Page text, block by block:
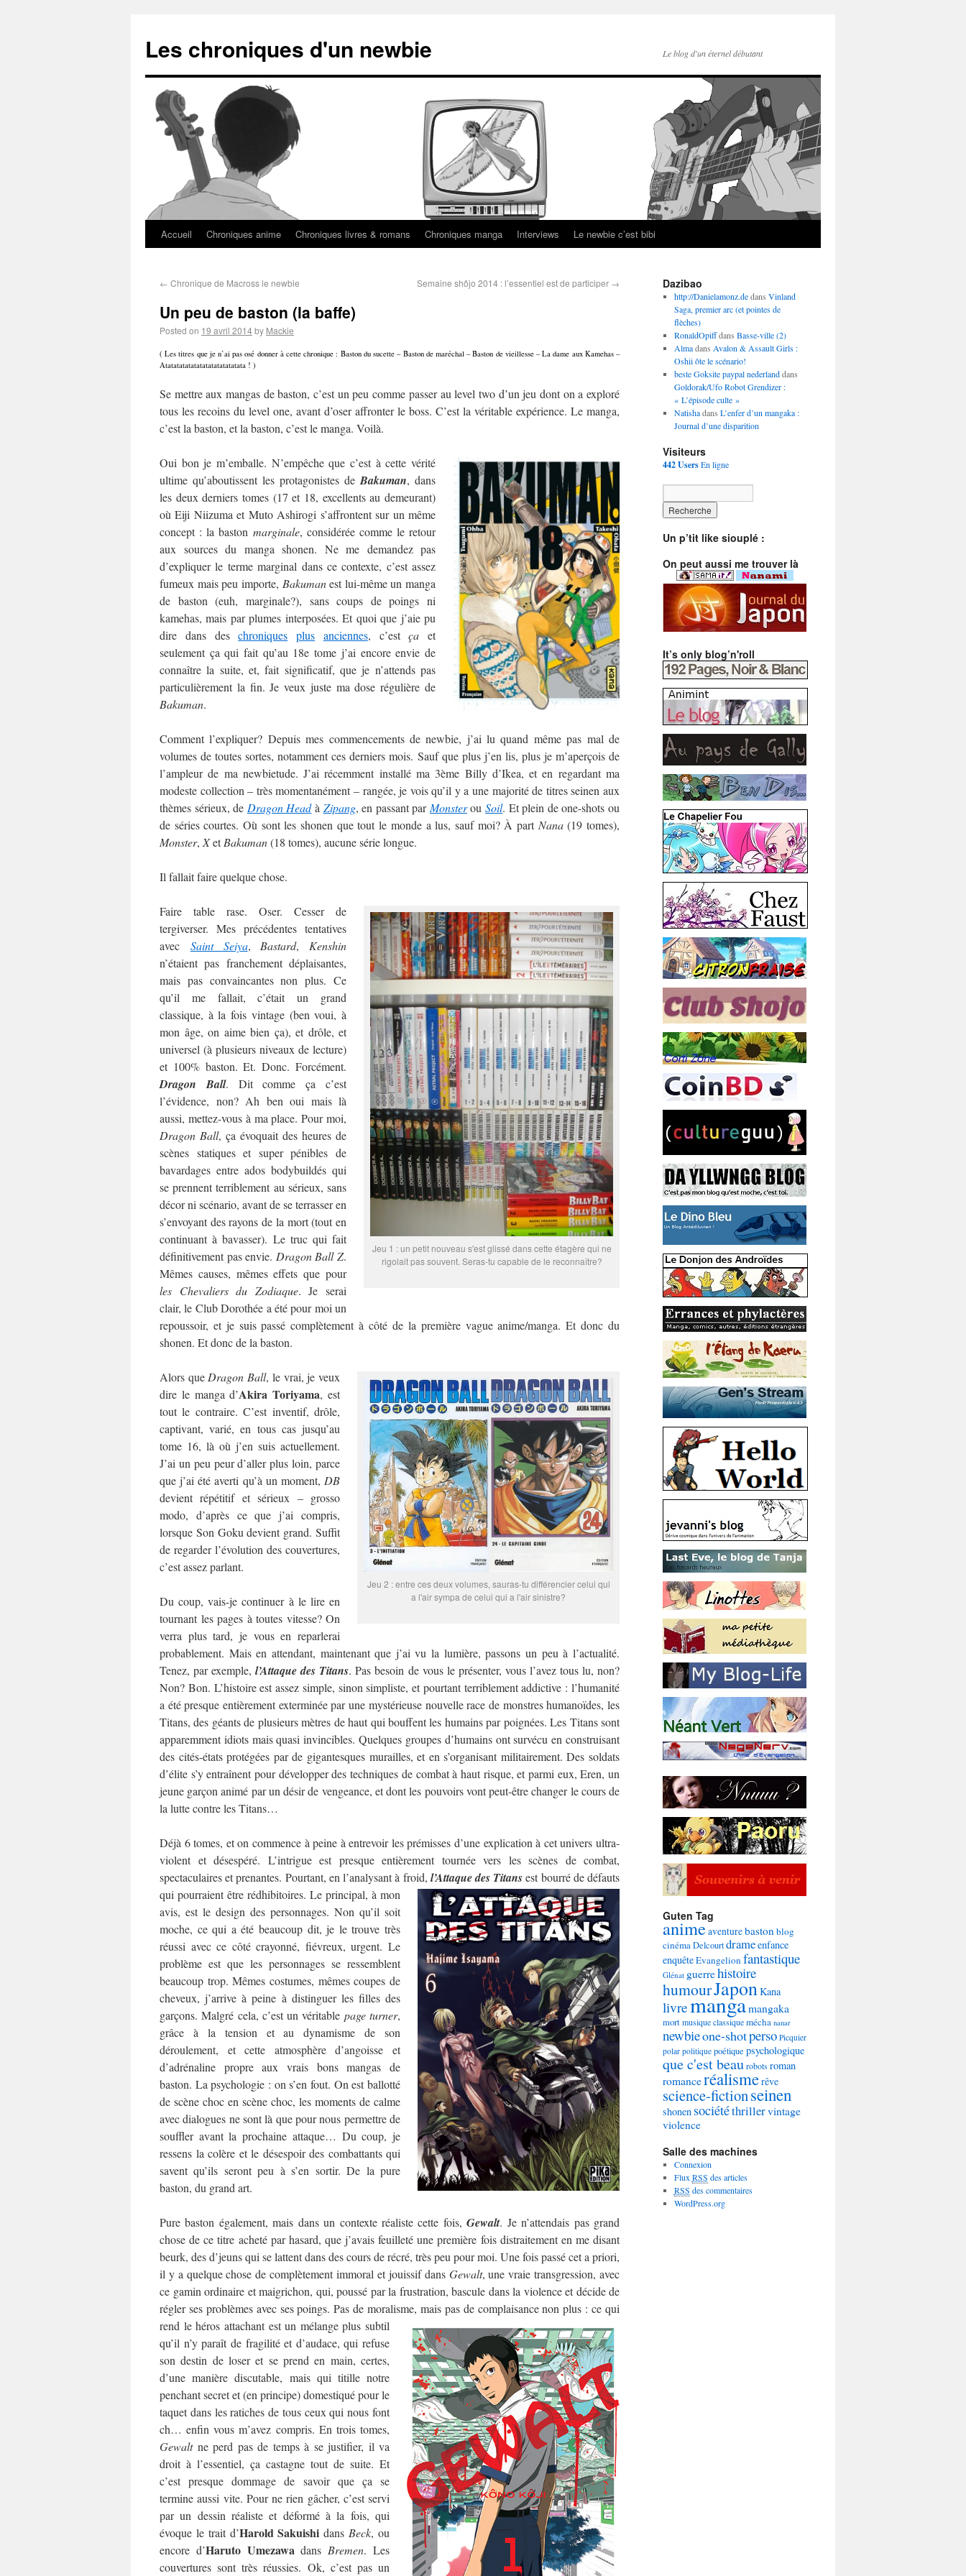
Les chroniques d'un newbie Le blog d'un éternel débutant
Accueil Chroniques anime Chroniques livres & romans Chroniques manga Interviews Le newbie c’est bibi
← Chronique de Macross le newbie Semaine shôjo 2014 : l’essentiel est de participer →
Un peu de baston (la baffe)
Posted on 19 avril 2014by Mackie
( Les titres que je n’ai pas osé donner à cette chronique : Baston du sucette – Baston de maréchal – Baston de vieillesse – La dame aux Kamehas –
Atatatatatatatatatatatatatata ! )
Se mettre aux mangas de baston, c’est un peu comme passer au level two d’un jeu dont on a exploré
tous les recoins du level one, avant d’oser affronter le boss. C’est la véritable expérience. Le manga,
c’est la baston, et la baston, c’est le manga. Voilà.
Oui bon je m’emballe. N’empêche que c’est à cette vérité
ultime qu’aboutissent les protagonistes de Bakuman, dans
les deux derniers tomes (17 et 18, excellents au demeurant)
où Eiji Niizuma et Muto Ashirogi s’affrontent sur un même
concept : la baston marginale, considérée comme le retour
aux sources du manga shonen. Ne me demandez pas
d’expliquer le terme marginal dans ce contexte, c’est assez
fumeux mais peu importe, Bakumanest lui-même un manga
de baston (euh, marginale?), sans coups de poings ni
kamehas, mais par plumes interposées. Et quoi que j’aie pu
dire dans deschroniques plus anciennes, c’estça et
seulement ça qui fait qu’au 18e tome j’ai encore envie de
connaître la suite, et, fait significatif, que je n’attends pas
particulièrement la fin. Je veux juste ma dose régulière de
Bakuman.
Comment l’expliquer? Depuis mes commencements de newbie, j’ai lu quand même pas mal de
volumes de toutes sortes, notamment ces derniers mois. Sauf que plus j’en lis, plus je m’aperçois de
l’ampleur de ma newbietude. J’ai récemment installé ma 3ème Billy d’Ikea, et en regardant ma
modeste collection – très momentanément – rangée, je vois qu’il y a une majorité de titres seinen aux
thèmes sérieux, de Dragon Headà Zipang, en passant par MonsterouSoil. Et plein de one-shots ou
de séries courtes. Où sont les shonen que tout le monde a lus, sauf moi? À part Nana(19 tomes),
Monster, XetBakuman(18 tomes), aucune série longue.
Il fallait faire quelque chose.
Jeu 1 : un petit nouveau s'est glissé dans cette étagère qui ne
rigolait pas souvent. Seras-tu capable de le reconnaître?
Faire table rase. Oser. Cesser de
tergiverser. Mes précédentes tentatives
avec Saint Seiya, Bastard, Kenshin
n’étaient pas franchement déplaisantes,
mais pas convaincantes non plus. Ce
qu’il me fallait, c’était un grand
classique, à la fois vintage (ben voui, à
mon âge, on aime bien ça), et drôle, et
universel (à plusieurs niveaux de lecture)
et 100% baston. Et. Donc. Forcément.
Dragon Ball. Dit comme ça c’est
l’évidence, non? Ah ben oui mais là
aussi, mettez-vous à ma place. Pour moi,
Dragon Ball, ça évoquait des heures de
scènes statiques et super pénibles de
bavardages entre ados bodybuildés qui
se prennent terriblement au sérieux, sans
décor ni scénario, avant de se terrasser en
s’envoyant des rayons de la mort (tout en
continuant à bavasser). Le truc qui fait
définitivement pas envie. Dragon Ball Z.
Mêmes causes, mêmes effets que pour
les Chevaliers du Zodiaque. Je serai
clair, le Club Dorothée a été pour moi un
repoussoir, et je suis passé complètement à côté de la première vague anime/manga. Et donc du
shonen. Et donc de la baston.
Jeu 2 : entre ces deux volumes, sauras-tu différencier celui qui
a l'air sympa de celui qui a l'air sinistre?
Alors que Dragon Ball, le vrai, je veux
dire le manga d’Akira Toriyama, est
tout le contraire. C’est inventif, drôle,
captivant, varié, en tous cas jusqu’au
tome 16, là où j’en suis actuellement.
J’ai un peu peur d’aller plus loin, parce
que j’ai été averti qu’à un moment, DB
devient répétitif et sérieux – grosso
modo, d’après ce que j’ai compris,
lorsque Son Goku devient grand. Suffit
de regarder l’évolution des couvertures,
c’est assez parlant.
Du coup, vais-je continuer à le lire en
tournant les pages à toutes vitesse? On
verra plus tard, je vous en reparlerai
probablement. Mais en attendant, maintenant que j’ai vu la lumière, passons un peu à l’actualité.
Tenez, par exemple,l’Attaque des Titans. Pas besoin de vous le présenter, vous l’avez tous lu, non?
Non? Bon. L’histoire est assez simple, sinon simpliste, et pourtant terriblement addictive : l’humanité
a été presque entièrement exterminée par une mystérieuse nouvelle race de monstres humanoïdes, les
Titans, des géants de plusieurs mètres de haut qui bouffent les humains par poignées. Les Titans sont
apparemment idiots mais quasi invincibles. Quelques groupes d’humains ont survécu en construisant
des cités-états protégées par de gigantesques murailles, et en s’organisant militairement. Des soldats
d’élite s’y entraînent pour développer des techniques de combat à haut risque, et parmi eux, Eren, un
jeune garçon animé par un désir de vengeance, et dont les pouvoirs vont peut-être changer le cours de
la lutte contre les Titans…
Déjà 6 tomes, et on commence à peine à entrevoir les prémisses d’une explication à cet univers ultra-
violent et désespéré. L’intrigue est presque entièrement tournée vers les scènes de combat,
spectaculaires et prenantes. Pourtant, en l’analysant à froid, l’Attaque des Titansest bourré de défauts
qui pourraient être rédhibitoires. Le principal, à mon
avis, est le design des personnages. Non qu’il soit
moche, ce qui a été beaucoup dit, je le trouve très
réussi avec ce côté crayonné, fiévreux, urgent. Le
problème est que les personnages se ressemblent
beaucoup trop. Mêmes costumes, mêmes coupes de
cheveux, j’arrive à peine à distinguer les filles des
garçons. Malgré cela, c’est un véritable page turner,
grâce à la tension et au dynamisme de son
déroulement, et cette atmosphère d’angoisse et
d’adrénaline propre aux vrais bons mangas de
baston. La psychologie : on s’en fout. On est ballotté
de scène choc en scène choc, les moments de calme
avec dialogues ne sont là que pour nous permettre de
souffler avant la prochaine attaque… Du coup, je
ressens la colère et le désespoir des combattants qui
savent qu’ils seront peu à s’en sortir. De la pure
baston, du grand art.
Pure baston également, mais dans un contexte réaliste cette fois,Gewalt. Je n’attendais pas grand
chose de ce titre acheté par hasard, que j’avais feuilleté une première fois distraitement en me disant
beurk, des d’jeuns qui se lattent dans des cours de récré, très peu pour moi. Une fois passé cet a priori,
il y a quelque chose de complètement immoral et jouissif dans Gewalt, une vraie transgression, avec
ce gamin ordinaire et maigrichon, qui, poussé par la frustration, bascule dans la violence et décide de
régler ses problèmes avec ses poings. Pas de moralisme, mais pas de complaisance non plus :ce qui
rend le héros attachant est un mélange plus subtil
qu’il n’y paraît de fragilité et d’audace, qui refuse
son destin de loser et se prend en main, certes,
d’une manière discutable, mais qui titille notre
penchant secret et (en principe) domestiqué pour le
taquet dans les ratiches de tous ceux qui nous font
ch… enfin vous m’avez compris. En trois tomes,
Gewaltne perd pas de temps à se justifier, il va
droit à l’essentiel, ça castagne tout de suite. Et
c’est presque dommage de savoir que ça se
termine aussi vite. Pour ne rien gâcher, c’est servi
par un dessin réaliste et déformé à la fois, qui
évoque le trait d’Harold Sakuishi dans Beck, ou
encore d’Haruto Umezawa dans Bremen. Les
couvertures sont très réussies. Ok, c’est pas un
Dazibao
http://Danielamonz.dedans Vinland
Saga, premier arc (et pointes de
flèches)
RonaldOpiffdans Basse-ville (2)
Almadans Avalon & Assault Girls :
Oshii ôte le scénario!
beste Goksite paypal nederlanddans
Goldorak/Ufo Robot Grendizer :
« L’épisode culte »
Natishadans L’enfer d’un mangaka :
Journal d’une disparition
Visiteurs
442 UsersEn ligne
Un p’tit like siouplé :
On peut aussi me trouver là
It’s only blog’n'roll
Guten Tag
animeaventurebaston blog
cinémaDelcourtdrameenfance
enquêteEvangelion fantastique
Glénat guerrehistoire
humourJapon Kana
livremangamangaka
mortmusique classiquemécha nanar
newbieone-shotperso Picquier
polar politique poétique psychologique
que c'est beaurobotsroman
romanceréalismerêve
science-fictionseinen
shonen sociététhrillervintage
violence
Salle des machines
Connexion
Flux RSS des articles
RSS des commentaires
WordPress.org